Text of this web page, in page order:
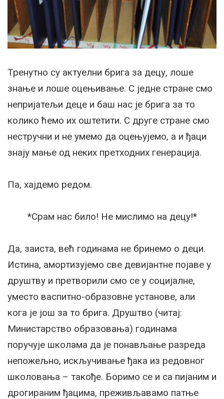
Тренутно су актуелни брига за децу, лоше
знање и лоше оцењивање. С једне стране смо
непријатељи деце и баш нас је брига за то
колико ћемо их оштетити. С друге стране смо
нестручни и не умемо да оцењујемо, а и ђаци
знају мање од неких претходних генерација.
Па, хајдемо редом.
*Срам нас било! Не мислимо на децу!*
Да, заиста, већ годинама не бринемо о деци.
Истина, амортизујемо све девијантне појаве у
друштву и претворили смо се у социјалне,
уместо васпитно-образовне установе, али
кога је још за то брига. Друштво (читај:
Министарство образовања) годинама
поручује школама да је понављање разреда
непожељно, искључивање ђака из редовног
школовања – такође. Боримо се и са пијаним и
дрогираним ђацима, преживљавамо патње